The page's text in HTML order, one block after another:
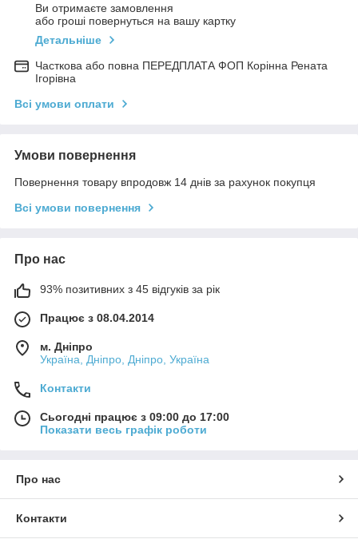
Ви отримаєте замовлення
або гроші повернуться на вашу картку
Детальніше
Часткова або повна ПЕРЕДПЛАТА ФОП Корінна Рената
Ігорівна
Всі умови оплати
Умови повернення
Повернення товару впродовж 14 днів за рахунок покупця
Всі умови повернення
Про нас
93% позитивних з 45 відгуків за рік
Працює з 08.04.2014
м. Дніпро
Україна, Дніпро, Дніпро, Україна
Контакти
Сьогодні працює з 09:00 до 17:00
Показати весь графік роботи
Про нас
Контакти